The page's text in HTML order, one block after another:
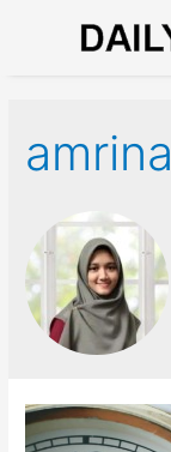
amrina